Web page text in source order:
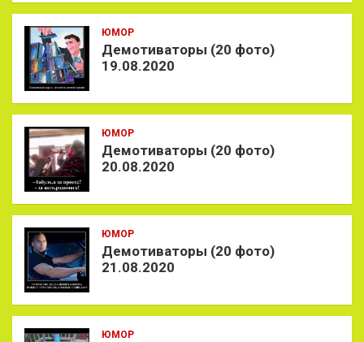
ЮМОР
Демотиваторы (20 фото)
19.08.2020
ЮМОР
Демотиваторы (20 фото)
20.08.2020
ЮМОР
Демотиваторы (20 фото)
21.08.2020
ЮМОР